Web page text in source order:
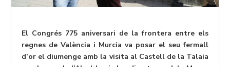
El Congrés 775 aniversari de la frontera entre els
regnes de València i Murcia va posar el seu fermall
d’or el diumenge amb la visita al Castell de la Talaia